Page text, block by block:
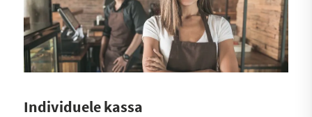
Individuele kassa